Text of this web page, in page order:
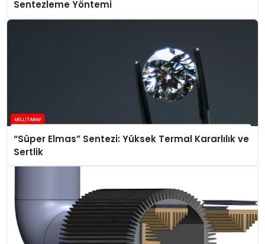
Sentezleme Yöntemi
“Süper Elmas” Sentezi: Yüksek Termal Kararlılık ve
Sertlik